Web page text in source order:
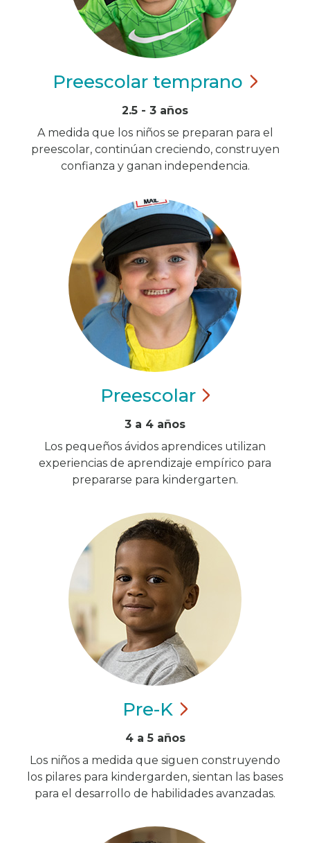
Preescolar temprano
2.5 - 3 años
A medida que los niños se preparan para el
preescolar, continúan creciendo, construyen
confianza y ganan independencia.
Preescolar
3 a 4 años
Los pequeños ávidos aprendices utilizan
experiencias de aprendizaje empírico para
prepararse para kindergarten.
Pre-K
4 a 5 años
Los niños a medida que siguen construyendo
los pilares para kindergarden, sientan las bases
para el desarrollo de habilidades avanzadas.